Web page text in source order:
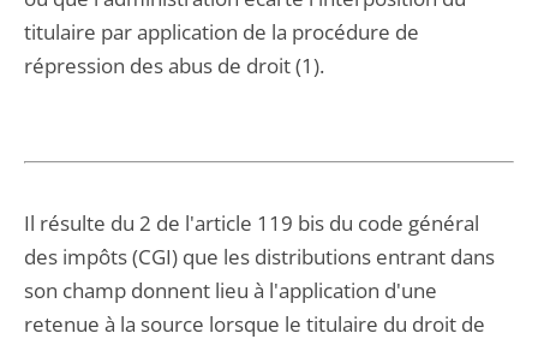
titulaire par application de la procédure de
répression des abus de droit (1).
Il résulte du 2 de l'article 119 bis du code général
des impôts (CGI) que les distributions entrant dans
son champ donnent lieu à l'application d'une
retenue à la source lorsque le titulaire du droit de